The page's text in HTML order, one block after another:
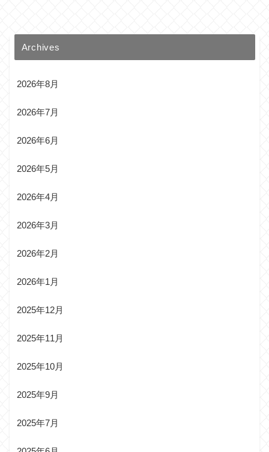
Archives
2026年8月
2026年7月
2026年6月
2026年5月
2026年4月
2026年3月
2026年2月
2026年1月
2025年12月
2025年11月
2025年10月
2025年9月
2025年7月